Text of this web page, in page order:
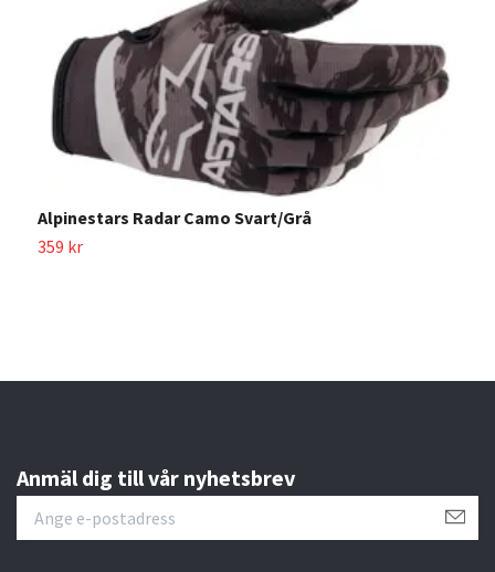
Alpinestars Radar Camo Svart/Grå
359 kr
Anmäl dig till vår nyhetsbrev